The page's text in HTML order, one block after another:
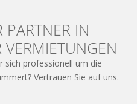
PARTNER IN
sich professionell um die
Vertrauen Sie auf uns.